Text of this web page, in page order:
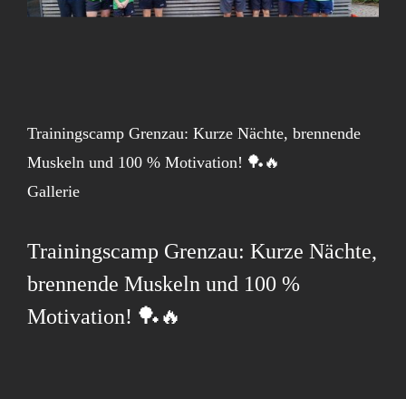
Trainingscamp Grenzau: Kurze Nächte, brennende
Muskeln und 100 % Motivation! 🏓🔥
Gallerie
Trainingscamp Grenzau: Kurze Nächte,
brennende Muskeln und 100 %
Motivation! 🏓🔥